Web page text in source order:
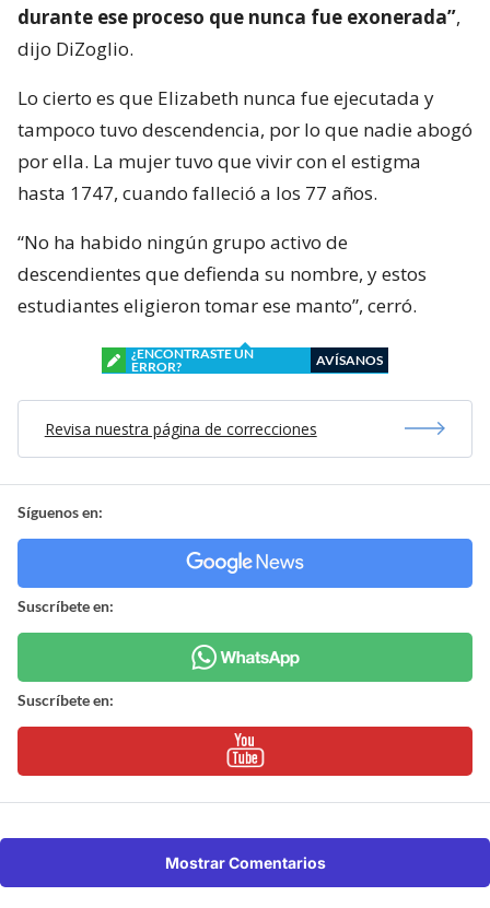
durante ese proceso que nunca fue exonerada”,
dijo DiZoglio.
Lo cierto es que Elizabeth nunca fue ejecutada y
tampoco tuvo descendencia, por lo que nadie abogó
por ella. La mujer tuvo que vivir con el estigma
hasta 1747, cuando falleció a los 77 años.
“No ha habido ningún grupo activo de
descendientes que defienda su nombre, y estos
estudiantes eligieron tomar ese manto”, cerró.
¿ENCONTRASTE UN
ERROR?
AVÍSANOS
Revisa nuestra página de correcciones
Síguenos en:
Suscríbete en:
Suscríbete en:
Mostrar Comentarios